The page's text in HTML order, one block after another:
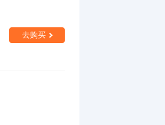
去购买